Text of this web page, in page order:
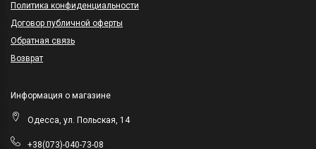
Политика конфиденциальности
Договор публичной оферты
Обратная связь
Возврат
Информация о магазине
Одесса, ул. Польская, 14
+38(073)-040-73-08